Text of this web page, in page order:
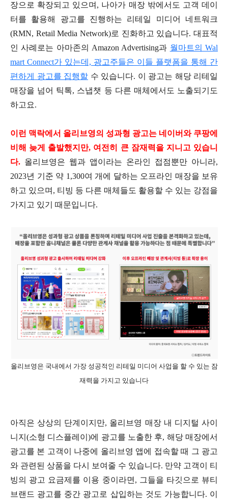
장으로 확장되고 있으며, 나아가 매장 밖에서도 고객 데이
터를 활용해 광고를 진행하는 리테일 미디어 네트워크
(RMN, Retail Media Network)로 진화하고 있습니다. 대표적
인 사례로는 아마존의 Amazon Advertising과 월마트의 Wal
mart Connect가 있는데, 광고주들은 이들 플랫폼을 통해 간
편하게 광고를 집행할 수 있습니다. 이 광고는 해당 리테일
매장을 넘어 틱톡, 스냅챗 등 다른 매체에서도 노출되기도
하고요.
이런 맥락에서 올리브영의 성과형 광고는 네이버와 쿠팡에
비해 늦게 출발했지만, 여전히 큰 잠재력을 지니고 있습니
다. 올리브영은 웹과 앱이라는 온라인 접점뿐만 아니라,
2023년 기준 약 1,300여 개에 달하는 오프라인 매장을 보유
하고 있으며, 티빙 등 다른 매체들도 활용할 수 있는 강점을
가지고 있기 때문입니다.
올리브영은 국내에서 가장 성공적인 리테일 미디어 사업을 할 수 있는 잠
재력을 가지고 있습니다
아직은 상상의 단계이지만, 올리브영 매장 내 디지털 사이
니지(소형 디스플레이)에 광고를 노출한 후, 해당 매장에서
광고를 본 고객이 나중에 올리브영 앱에 접속할 때 그 광고
와 관련된 상품을 다시 보여줄 수 있습니다. 만약 고객이 티
빙의 광고 요금제를 이용 중이라면, 그들을 타깃으로 뷰티
브랜드 광고를 중간 광고로 삽입하는 것도 가능합니다. 이